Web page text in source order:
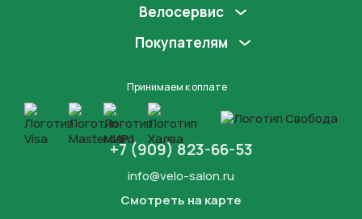
Велосервис
Покупателям
Принимаем к оплате
+7 (909) 823-66-53
info@velo-salon.ru
Смотреть на карте